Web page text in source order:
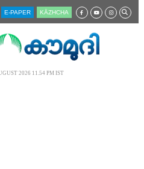
E-PAPER KĀZHCHA
2026 11.54 PM IST